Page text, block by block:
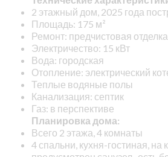
2 этажный дом, 2025 года
Площадь: 175 м²
Ремонт: предчистовая отделка
Электричество: 15 кВт
Вода: городская
Отопление: электрический
Теплые водяные полы
Канализация: септик
Газ: в перспективе
Планировка дома:
Всего 2 этажа, 4 комнаты
4 спальни, кухня-гостиная, на